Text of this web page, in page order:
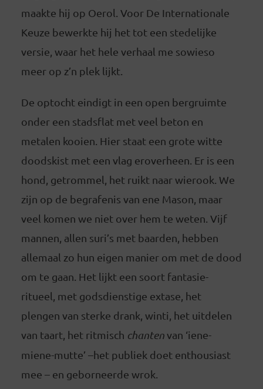
maakte hij op Oerol. Voor De Internationale
Keuze bewerkte hij het tot een stedelijke
versie, waar het hele verhaal me sowieso
meer op z’n plek lijkt.
De optocht eindigt in een open bergruimte
onder een stadsflat met veel beton en
metalen kooien. Hier staat een grote witte
doodskist met een vlag eroverheen. Er is een
hond, getrommel, het ruikt naar wierook. We
zijn op de begrafenis van ene Mason, maar
veel komen we niet over hem te weten. Vijf
mannen, allen suri’s met baarden, hebben
allemaal zo hun eigen manier om met de dood
om te gaan. Het lijkt een soort fantasie-
ritueel, met godsdienstige extase, het
plengen van sterke drank, winti, het uitdelen
van taart, het ritmisch chantenvan ‘iene-
miene-mutte’ –het publiek doet enthousiast
mee – en geborneerde wrok.